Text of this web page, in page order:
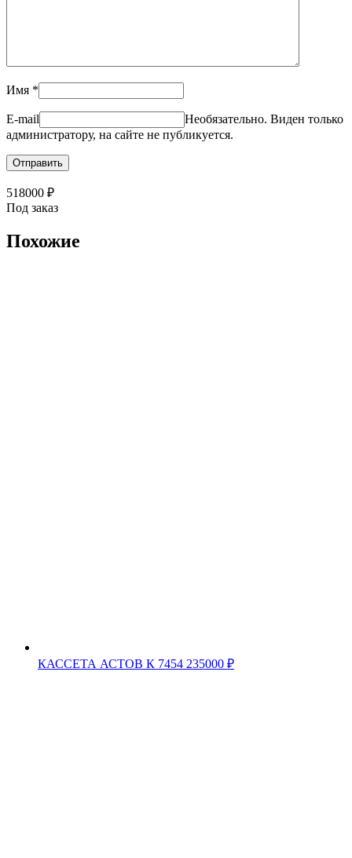
Имя *
E-mail
Необязательно. Виден только
администратору, на сайте не публикуется.
518000 ₽
Под заказ
Похожие
КАССЕТА АСТОВ К 7454 235000 ₽